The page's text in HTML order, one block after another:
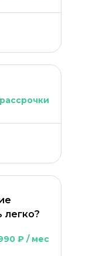
легко?
₽ / мес